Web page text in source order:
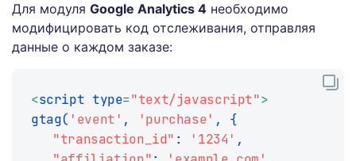
Для модуля Google Analytics 4 необходимо
модифицировать код отслеживания, отправляя
данные о каждом заказе:
<script type="text/javascript">
gtag( 'event' , 'purchase' ,
{
"transaction_id" : '1234' ,